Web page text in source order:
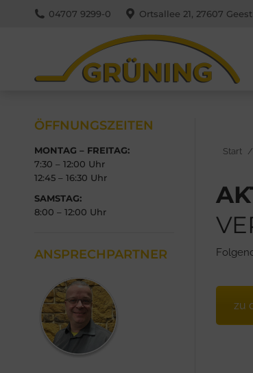
04707 9299-0 Ortsallee 21, 27607
Sie
Start
zu
ÖFFNUNGSZEITEN
MONTAG – FREITAG:
7:30 – 12:00 Uhr
12:45 – 16:30 Uhr
SAMSTAG:
8:00 – 12:00 Uhr
ANSPRECHPARTNER